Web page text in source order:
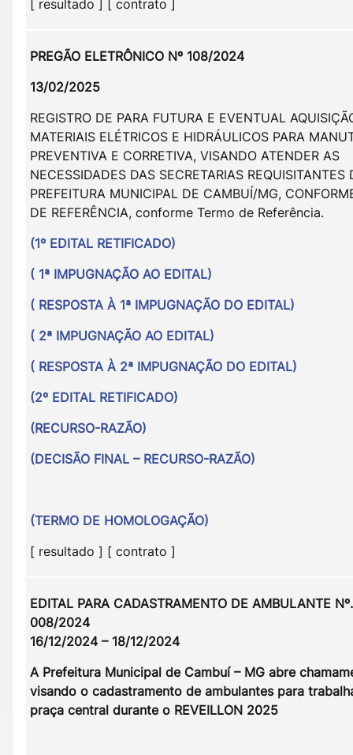
[ resultado ] [ contrato ]
PREGÃO ELETRÔNICO Nº 108/2024
13/02/2025
REGISTRO DE PARA FUTURA E EVENTUAL
MATERIAIS ELÉTRICOS E HIDRÁULICOS PARA
PREVENTIVA E CORRETIVA, VISANDO ATENDER AS
NECESSIDADES DAS SECRETARIAS REQUISITANTES
PREFEITURA MUNICIPAL DE CAMBUÍ/MG,
DE REFERÊNCIA, conforme Termo de Referência.
(1º EDITAL RETIFICADO)
( 1ª IMPUGNAÇÃO AO EDITAL)
( RESPOSTA À 1ª IMPUGNAÇÃO DO EDITAL)
( 2ª IMPUGNAÇÃO AO EDITAL)
( RESPOSTA À 2ª IMPUGNAÇÃO DO EDITAL)
(2º EDITAL RETIFICADO)
(RECURSO-RAZÃO)
(DECISÃO FINAL – RECURSO-RAZÃO)
(TERMO DE HOMOLOGAÇÃO)
[ resultado ] [ contrato ]
EDITAL PARA CADASTRAMENTO DE AMBULANTE Nº.
008/2024
16/12/2024 – 18/12/2024
A Prefeitura Municipal de Cambuí – MG abre
visando o cadastramento de ambulantes para
praça central durante o REVEILLON 2025